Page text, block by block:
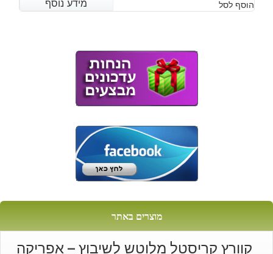
המקורי
הנוכחי
מידע נוסף הוסף לסל מידע נוסף
מוצרים באתר
קוורץ קריסטל מלוטש לשיבוץ – אפריקה